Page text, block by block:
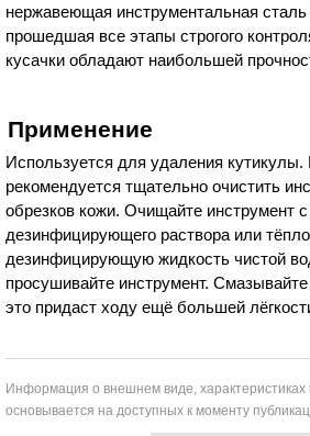
нержавеющая инструментальная
прошедшая все этапы строгого
кусачки обладают наибольшей
Применение
Используется для удаления кутикулы.
рекомендуется тщательно очистить
обрезков кожи. Очищайте инструмент
дезинфицирующего раствора или
дезинфицирующую жидкость чистой
просушивайте инструмент.
это придаст ходу ещё большей
Информация о внешнем виде, характеристиках
основывается на доступных к моменту